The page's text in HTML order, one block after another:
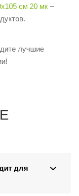
см 20 мк –
лучшие
для